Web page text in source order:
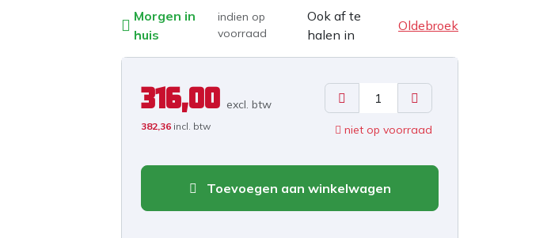
Morgen in
huis
indien op
voorraad
Ook af te
halen in
Oldebroek
316,00 excl. btw
382,36 incl. btw niet op voorraad
Toevoegen aan winkelwagen